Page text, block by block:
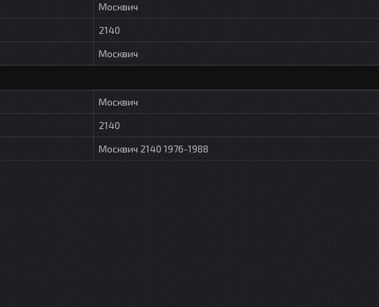
Москвич
2140
Москвич
Москвич
2140
Москвич 2140 1976-1988